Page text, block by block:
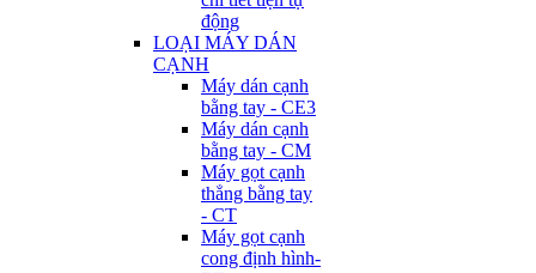
động
LOẠI MÁY DÁN
CẠNH
Máy dán cạnh
bằng tay - CE3
Máy dán cạnh
bằng tay - CM
Máy gọt cạnh
thẳng bằng tay
- CT
Máy gọt cạnh
cong định hình-